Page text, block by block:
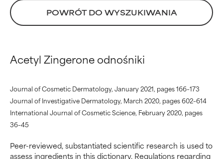
POWRÓT DO WYSZUKIWANIA
Acetyl Zingerone odnośniki
Journal of Cosmetic Dermatology, January 2021, pages 166–173
Journal of Investigative Dermatology, March 2020, pages 602–614
International Journal of Cosmetic Science, February 2020, pages
36–45
Peer-reviewed, substantiated scientific research is used to
assess ingredients in this dictionary. Regulations regarding
aspektach, ale ogólnie
udowodniono, że wyrządza
więcej szkody niż pożytku.
BRAK OCENY
Nie oceniliśmy jeszcze tego
mieliśmy okazji przeanalizować
badań na jego temat.
aspektach, ale ogólnie
udowodniono, że wyrządza
więcej szkody niż pożytku.
BRAK OCENY
Nie oceniliśmy jeszcze tego
mieliśmy okazji przeanalizować
badań na jego temat.